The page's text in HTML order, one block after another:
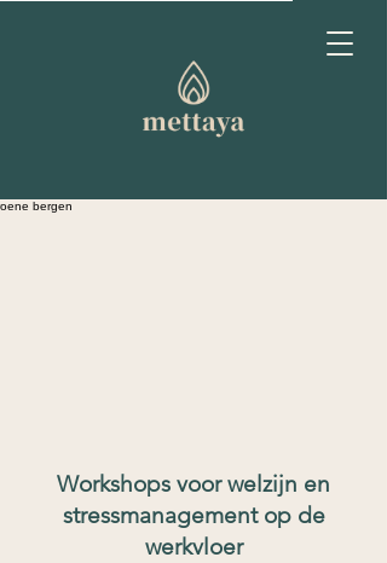
Workshops voor welzijn en
stressmanagement op de
werkvloer